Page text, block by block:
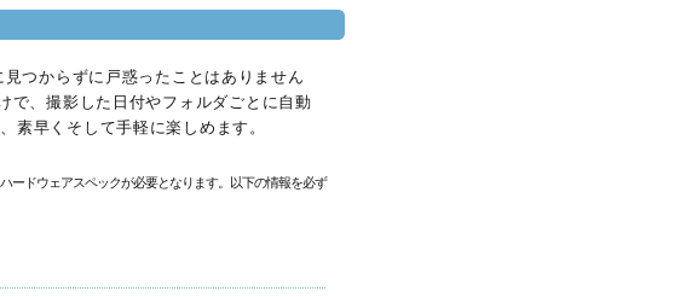
つからずに戸惑ったことはありません
で、撮影した日付やフォルダごとに自動
素早くそして手軽に楽しめます。
ードウェアスペックが必要となります。以下の情報を必ず